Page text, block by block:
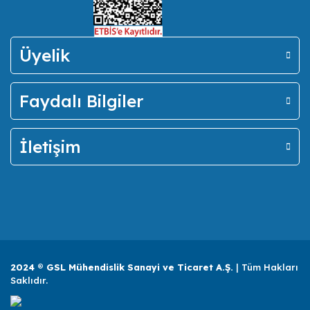
Üyelik
Faydalı Bilgiler
İletişim
2024 ® GSL Mühendislik Sanayi ve Ticaret A.Ş. | Tüm Hakları
Saklıdır.